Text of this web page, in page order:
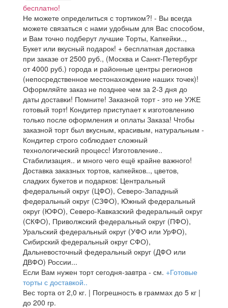
бесплатно!
Не можете определиться с тортиком?! - Вы всегда
можете связаться с нами удобным для Вас способом,
и Вам точно подберут лучшие Торты, Капкейки..,
Букет или вкусный подарок! + бесплатная доставка
при заказе от 2500 руб., (Москва и Санкт-Петербург
от 4000 руб.) города и районные центры регионов
(непосредственное местонахождение наших точек)!
Оформляйте заказ не позднее чем за 2-3 дня до
даты доставки! Помните! Заказной торт - это не УЖЕ
готовый торт! Кондитер приступает к изготовлению
только после оформления и оплаты Заказа! Чтобы
заказной торт был вкусным, красивым, натуральным -
Кондитер строго соблюдает сложный
технологический процесс! Изготовление..
Стабилизация.. и много чего ещё крайне важного!
Доставка заказных тортов, капкейков.., цветов,
сладких букетов и подарков: Центральный
федеральный округ (ЦФО), Северо-Западный
федеральный округ (СЗФО), Южный федеральный
округ (ЮФО), Северо-Кавказский федеральный округ
(СКФО), Приволжский федеральный округ (ПФО),
Уральский федеральный округ (УФО или УрФО),
Сибирский федеральный округ СФО),
Дальневосточный федеральный округ (ДФО или
ДВФО) России...
Если Вам нужен торт сегодня-завтра - см. +Готовые
торты с доставкой..
Вес торта от 2,0 кг. | Погрешность в граммах до 5 кг |
до 200 гр.